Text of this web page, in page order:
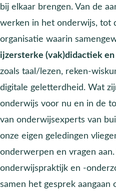
bij elkaar brengen. Van de
werken in het onderwijs, tot
organisatie waarin
ijzersterke (vak)didactiek
zoals taal/lezen, reken-
digitale geletterdheid. Wat
onderwijs voor nu en in de
van onderwijsexperts van
onze eigen geledingen
onderwerpen en vragen
onderwijspraktijk en -
samen het gesprek aangaan